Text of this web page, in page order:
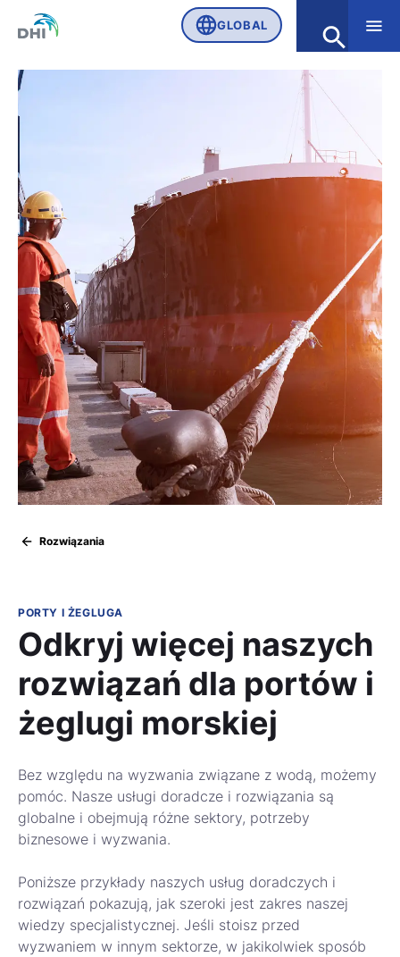
GLOBAL
Rozwiązania
PORTY I ŻEGLUGA
Odkryj więcej naszych
rozwiązań dla portów i
żeglugi morskiej
Bez względu na wyzwania związane z wodą, możemy
pomóc. Nasze usługi doradcze i rozwiązania są
globalne i obejmują różne sektory, potrzeby
biznesowe i wyzwania.
Poniższe przykłady naszych usług doradczych i
rozwiązań pokazują, jak szeroki jest zakres naszej
wiedzy specjalistycznej. Jeśli stoisz przed
wyzwaniem w innym sektorze, w jakikolwiek sposób